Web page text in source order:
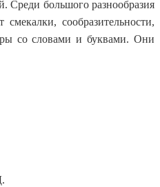
Среди большого разнообразия
сообразительности,
со словами и буквами. Они